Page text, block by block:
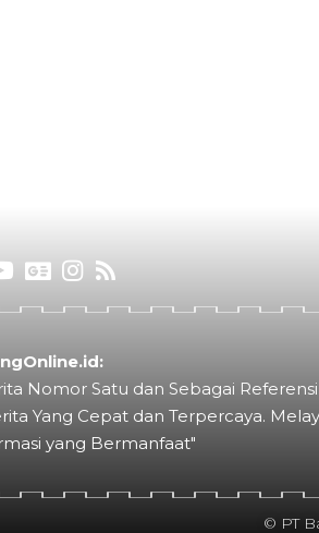
Nomor Satu dan Sebagai
Yang Cepat dan Terpercaya.
yang Bermanfaat"
© PT